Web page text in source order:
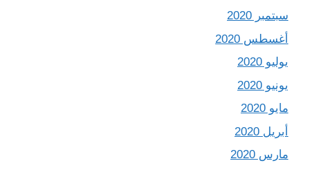
سبتمبر 2020
أغسطس 2020
يوليو 2020
يونيو 2020
مايو 2020
أبريل 2020
مارس 2020